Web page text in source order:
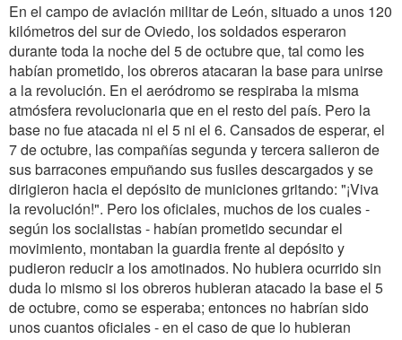
En el campo de aviación militar de León, situado a unos 120
kilómetros del sur de Oviedo, los soldados esperaron
durante toda la noche del 5 de octubre que, tal como les
habían prometido, los obreros atacaran la base para unirse
a la revolución. En el aeródromo se respiraba la misma
atmósfera revolucionaria que en el resto del país. Pero la
base no fue atacada ni el 5 ni el 6. Cansados de esperar, el
7 de octubre, las compañías segunda y tercera salieron de
sus barracones empuñando sus fusiles descargados y se
dirigieron hacia el depósito de municiones gritando: "¡Viva
la revolución!". Pero los oficiales, muchos de los cuales -
según los socialistas - habían prometido secundar el
movimiento, montaban la guardia frente al depósito y
pudieron reducir a los amotinados. No hubiera ocurrido sin
duda lo mismo si los obreros hubieran atacado la base el 5
de octubre, como se esperaba; entonces no habrían sido
unos cuantos oficiales - en el caso de que lo hubieran